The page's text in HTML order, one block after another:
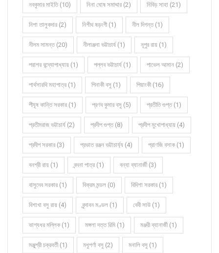
নবকুমার মাইতি (10) নিনা ঘোষ সমাদ্দার (2) নিবিড় সাহা (21)
নিশা তালুকদার (2) নিশীথ ষড়ংগী (1) নীল দিগন্ত (1)
নীলম সামন্ত (20) নীলাঞ্জনা ভট্টাচার্য (1) নূপুর রায় (1)
পরাশর বন্দ্যোপাধ্যায় (1) পল্লব ভট্টাচার্য (1) পাভেল আমান (2)
পার্থসারথি মহাপাত্র (1) পিনাকী বসু (1) পিয়াংকী (16)
পীযূষ কান্তি সরকার (1) প্রণব কুমার বসু (5) প্রতীতি গুপ্ত (1)
প্রতীমরাজ ভট্টাচার্য (2) প্রদীপ গুপ্ত (8) প্রদীপ মুখোপাধ্যায় (4)
প্রদীপ সরকার (3) প্রভাত রঞ্জন ভট্টাচার্য্য (4) প্রাণজি বসাক (1)
বনশ্রী রায় (1) বন্দনা পাত্র (1) বন্যা ব্যানার্জী (3)
বাসুদেব সরকার (1) বিক্রম মন্ডল (0) বিদিশা সরকার (1)
বিশাখা বসু রায় (4) বৃন্দাবন মণ্ডল (1) বেবী সাউ (1)
ভাগ্যধর মল্লিক (1) মঙ্গলা দত্ত রিমি (1) মঞ্জরী ব্যানার্জী (1)
মঞ্জুশ্রী চক্রবর্তী (1) মধুপর্ণা বসু (2) মনালি বসু (1)